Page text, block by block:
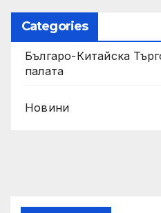
Categories
Българо-Китайска
палaта
Новини